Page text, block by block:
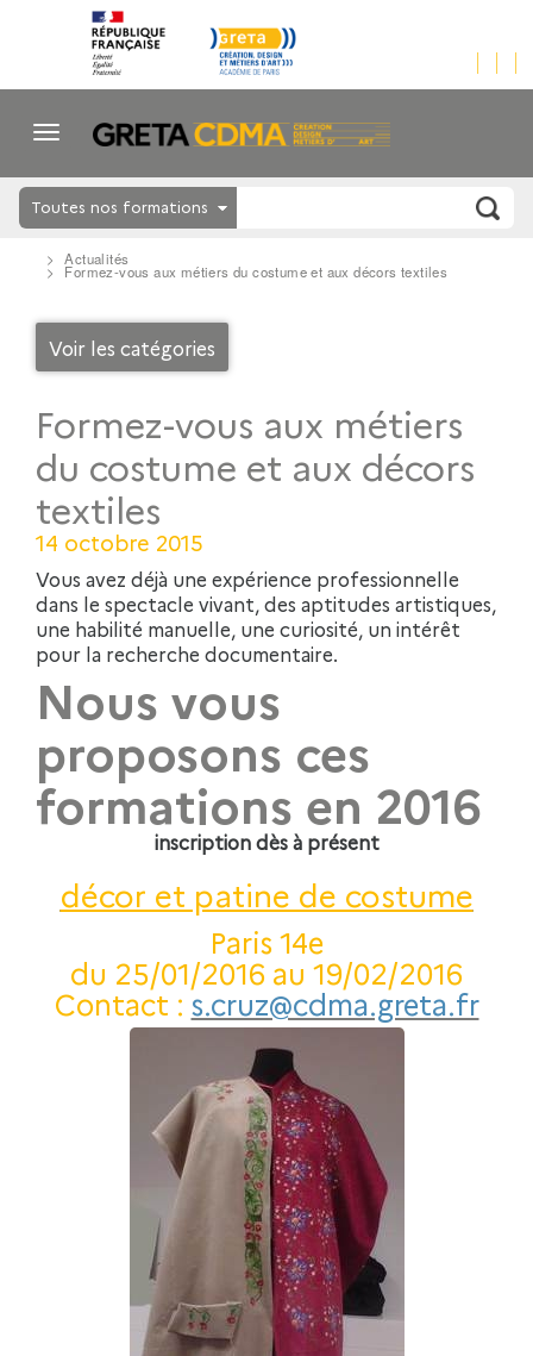
Toutes nos formations
Actualités
Formez-vous aux métiers du costume et aux décors textiles
Voir les catégories
Formez-vous aux métiers
du costume et aux décors
textiles
14 octobre 2015
Vous avez déjà une expérience professionnelle
dans le spectacle vivant, des aptitudes artistiques,
une habilité manuelle, une curiosité, un intérêt
pour la recherche documentaire.
Nous vous
proposons ces
formations en 2016
inscription dès à présent
décor et patine de costume
Paris 14e
du 25/01/2016 au 19/02/2016
Contact :s.cruz@cdma.greta.fr